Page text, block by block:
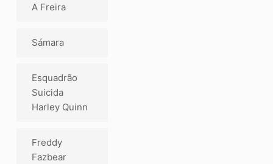
A Freira
Sámara
Esquadrão
Suicida
Harley Quinn
Freddy
Fazbear